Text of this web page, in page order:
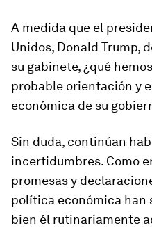
A medida que el
Unidos, Donald Trump,
su gabinete, ¿qué
probable orientación y
económica de su
Sin duda, continúan
incertidumbres. Como
promesas y
política económica han
bien él rutinariamente